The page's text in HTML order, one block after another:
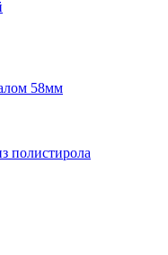
58мм
полистирола